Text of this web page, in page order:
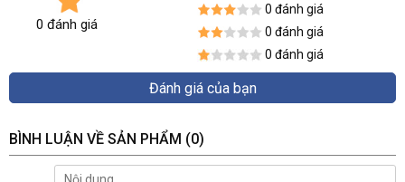
0 đánh giá
0 đánh giá
0 đánh giá
0 đánh giá
Đánh giá của bạn
BÌNH LUẬN VỀ SẢN PHẨM (0)